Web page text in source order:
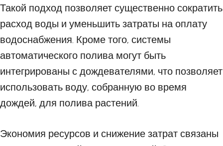
Такой подход позволяет существенно сократить
расход воды и уменьшить затраты на оплату
водоснабжения. Кроме того, системы
автоматического полива могут быть
интегрированы с дождевателями, что позволяет
использовать воду, собранную во время
дождей, для полива растений.
Экономия ресурсов и снижение затрат связаны